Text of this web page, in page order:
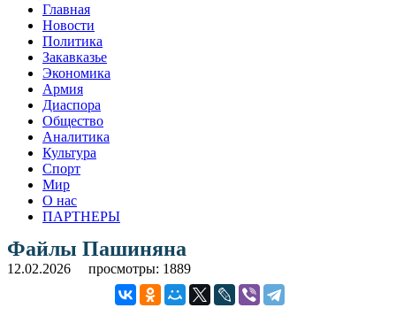
Главная
Новости
Политика
Закавказье
Экономика
Армия
Диаспора
Общество
Аналитика
Культура
Спорт
Мир
О нас
ПАРТНЕРЫ
Файлы Пашиняна
12.02.2026 просмотры: 1889